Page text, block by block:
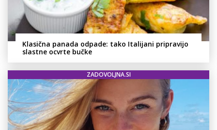
Klasična panada odpade: tako Italijani pripravijo
slastne ocvrte bučke
ZADOVOLJNA.SI